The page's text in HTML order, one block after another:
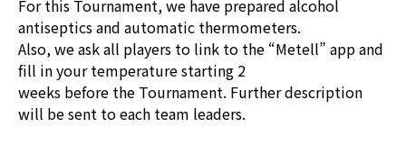
For this Tournament, we have prepared alcohol
antiseptics and automatic thermometers.
Also, we ask all players to link to the “Metell” app and
fill in your temperature starting 2
weeks before the Tournament. Further description
will be sent to each team leaders.